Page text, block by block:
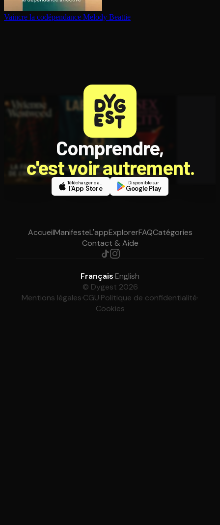
Vaincre la co­dé­pen­dance Melody Beattie
Comprendre,
c'est voir autrement.
Télécharger dans
l'App Store
Disponible sur
Google Play
AccueilManifesteL'appExplorerFAQCatégories
Contact & Aide
Français·English
© Dygest 2026
Mentions légales·CGU·Politique de confidentialité·
Cookies